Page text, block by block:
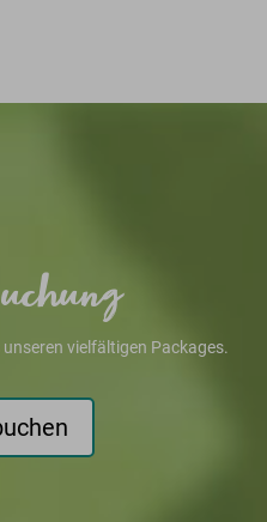
vielfältigen Packages.